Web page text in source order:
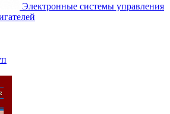
Электронные системы управления